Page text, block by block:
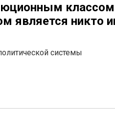
классом
является никто
системы